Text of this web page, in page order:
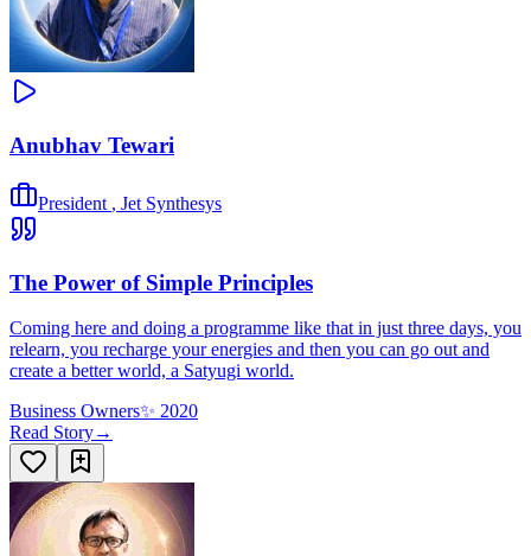
Anubhav Tewari
President , Jet Synthesys
The Power of Simple Principles
Coming here and doing a programme like that in just three days, you
relearn, you recharge your energies and then you can go out and
create a better world, a Satyugi world.
Business Owners✨ 2020
Read Story→